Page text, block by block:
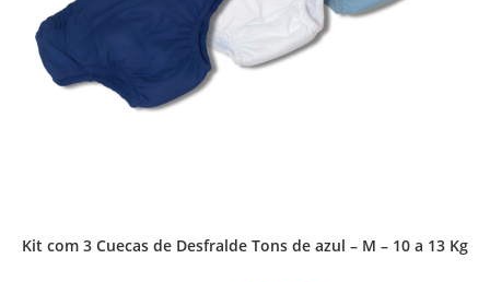
Kit com 3 Cuecas de Desfralde Tons de azul – M – 10 a 13 Kg